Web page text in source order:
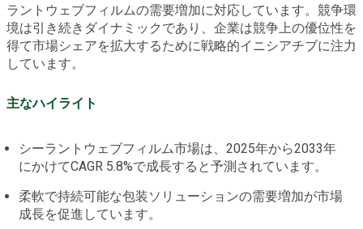
ラントウェブフィルムの需要増加に対応しています。競争環
境は引き続きダイナミックであり、企業は競争上の優位性を
得て市場シェアを拡大するために戦略的イニシアチブに注力
しています。
主なハイライト
シーラントウェブフィルム市場は、2025年から2033年
にかけてCAGR 5.8%で成長すると予測されています。
柔軟で持続可能な包装ソリューションの需要増加が市場
成長を促進しています。